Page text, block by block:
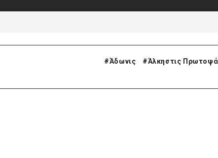
#Άδωνις #Άλκηστις